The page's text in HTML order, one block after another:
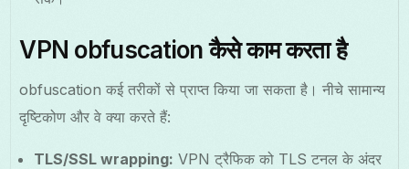
VPN obfuscation कैसे काम करता है
obfuscation कई तरीकों से प्राप्त किया जा सकता है। नीचे सामान्य
दृष्टिकोण और वे क्या करते हैं:
TLS/SSL wrapping: VPN ट्रैफिक को TLS टनल के अंदर